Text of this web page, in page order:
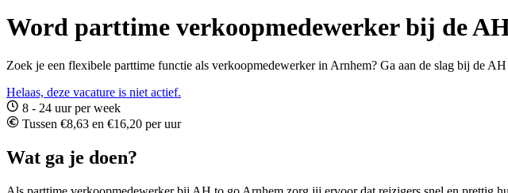
Word parttime verkoopmedewerker bij de
Zoek je een flexibele parttime functie als verkoopmedewerker in Arnhem? Ga aan de slag bij de
Helaas, deze vacature is niet actief.
8 - 24 uur per week
Tussen €8,63 en €16,20 per uur
Wat ga je doen?